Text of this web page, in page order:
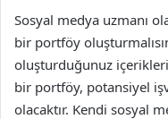
Sosyal medya uzmanı
bir portföy
oluşturduğunuz
bir portföy, potansiyel
olacaktır. Kendi sosyal